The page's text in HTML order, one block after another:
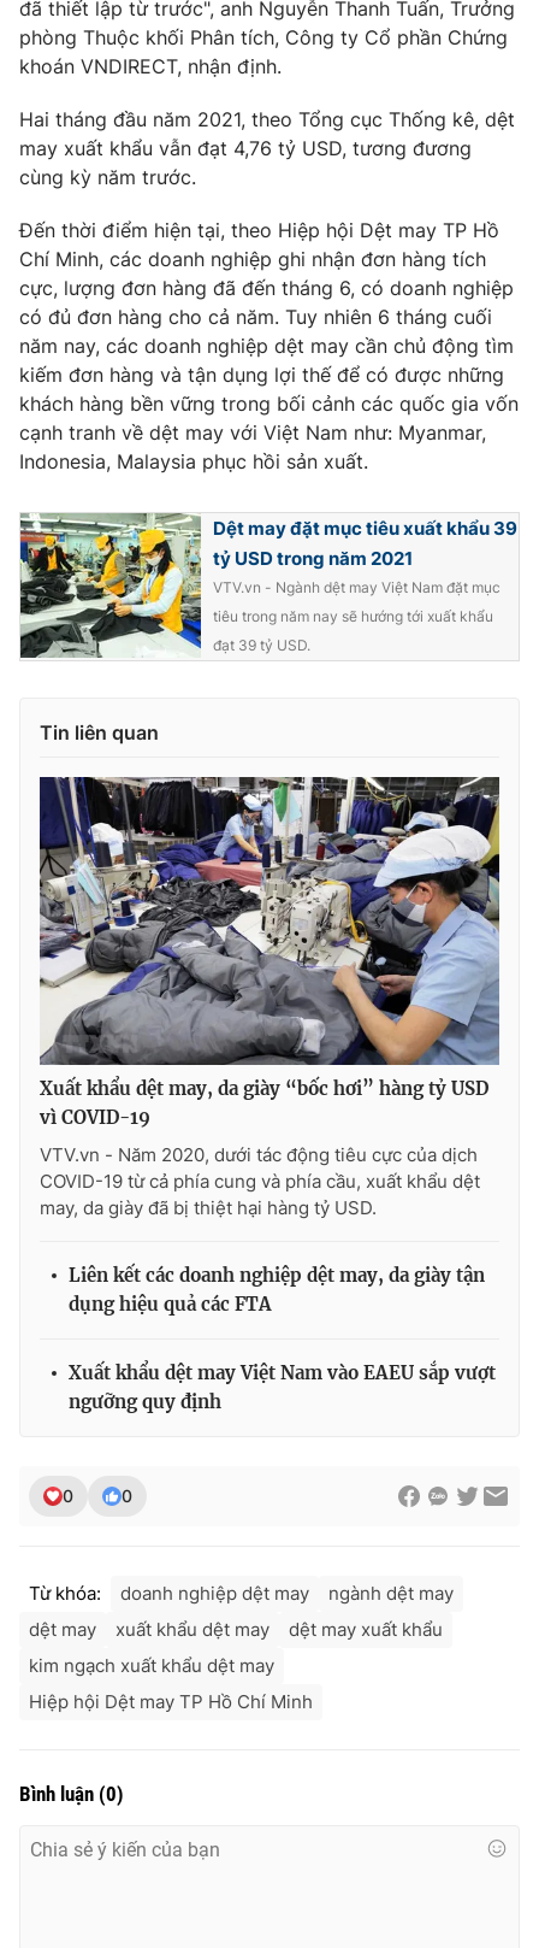
đã thiết lập từ trước", anh Nguyễn Thanh Tuấn, Trưởng
phòng Thuộc khối Phân tích, Công ty Cổ phần Chứng
khoán VNDIRECT, nhận định.
Hai tháng đầu năm 2021, theo Tổng cục Thống kê, dệt
may xuất khẩu vẫn đạt 4,76 tỷ USD, tương đương
cùng kỳ năm trước.
Đến thời điểm hiện tại, theo Hiệp hội Dệt may TP Hồ
Chí Minh, các doanh nghiệp ghi nhận đơn hàng tích
cực, lượng đơn hàng đã đến tháng 6, có doanh nghiệp
có đủ đơn hàng cho cả năm. Tuy nhiên 6 tháng cuối
năm nay, các doanh nghiệp dệt may cần chủ động tìm
kiếm đơn hàng và tận dụng lợi thế để có được những
khách hàng bền vững trong bối cảnh các quốc gia vốn
cạnh tranh về dệt may với Việt Nam như: Myanmar,
Indonesia, Malaysia phục hồi sản xuất.
Dệt may đặt mục tiêu xuất khẩu 39
tỷ USD trong năm 2021
VTV.vn - Ngành dệt may Việt Nam đặt mục
tiêu trong năm nay sẽ hướng tới xuất khẩu
đạt 39 tỷ USD.
Tin liên quan
Xuất khẩu dệt may, da giày “bốc hơi” hàng tỷ USD
vì COVID-19
VTV.vn - Năm 2020, dưới tác động tiêu cực của dịch
COVID-19 từ cả phía cung và phía cầu, xuất khẩu dệt
may, da giày đã bị thiệt hại hàng tỷ USD.
Liên kết các doanh nghiệp dệt may, da giày tận
dụng hiệu quả các FTA
Xuất khẩu dệt may Việt Nam vào EAEU sắp vượt
ngưỡng quy định
0 0
Từ khóa: doanh nghiệp dệt may
ngành dệt may
dệt may
xuất khẩu dệt may
dệt may xuất khẩu
kim ngạch xuất khẩu dệt may
Hiệp hội Dệt may TP Hồ Chí Minh
Bình luận (0)